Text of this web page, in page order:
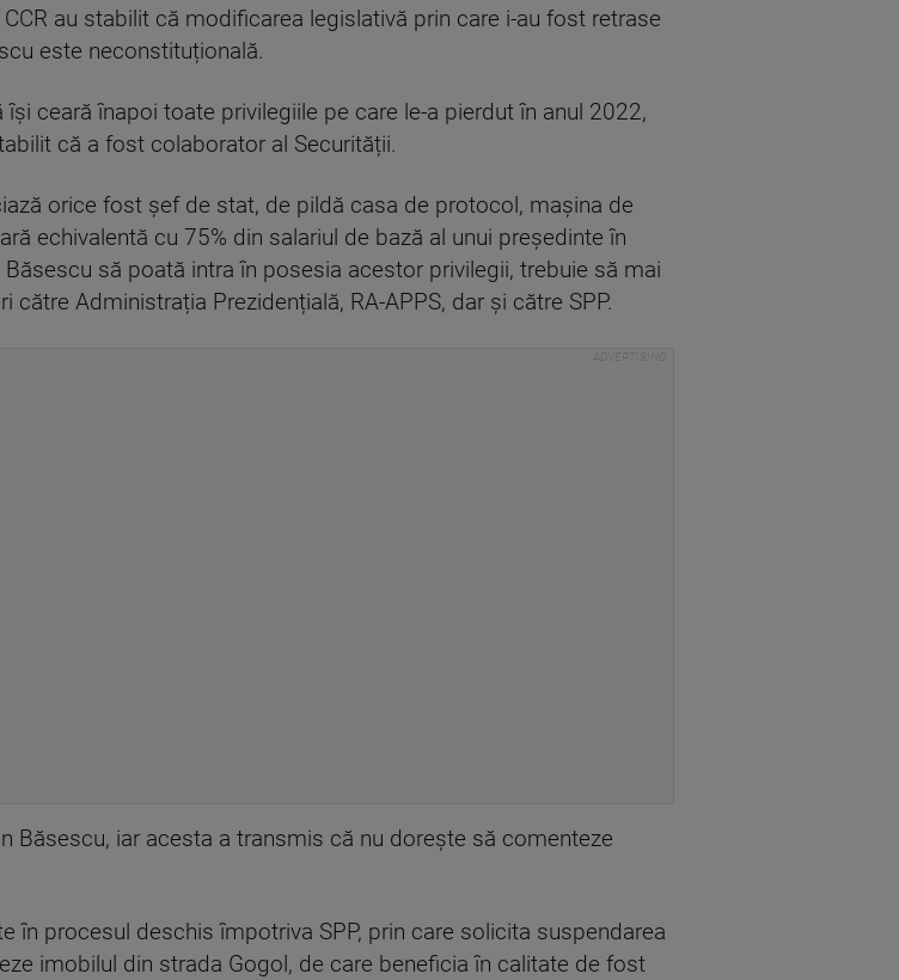
au stabilit că modificarea legislativă prin care i-au fost retrase
este neconstituțională.
ceară înapoi toate privilegiile pe care le-a pierdut în anul 2022,
că a fost colaborator al Securității.
orice fost șef de stat, de pildă casa de protocol, mașina de
echivalentă cu 75% din salariul de bază al unui președinte în
să poată intra în posesia acestor privilegii, trebuie să mai
Administrația Prezidențială, RA-APPS, dar și către SPP.
Băsescu, iar acesta a transmis că nu dorește să comenteze
în procesul deschis împotriva SPP, prin care solicita suspendarea
imobilul din strada Gogol, de care beneficia în calitate de fost